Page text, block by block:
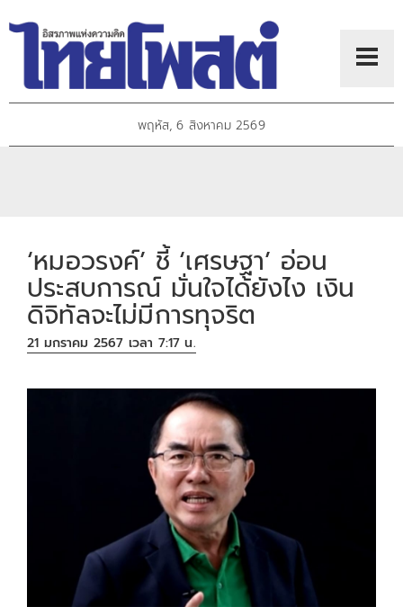
พฤหัส, 6 สิงหาคม 2569
‘หมอวรงค์’ ชี้ ‘เศรษฐา’ อ่อน
ประสบการณ์ มั่นใจได้ยังไง เงิน
ดิจิทัลจะไม่มีการทุจริต
21 มกราคม 2567 เวลา 7:17 น.